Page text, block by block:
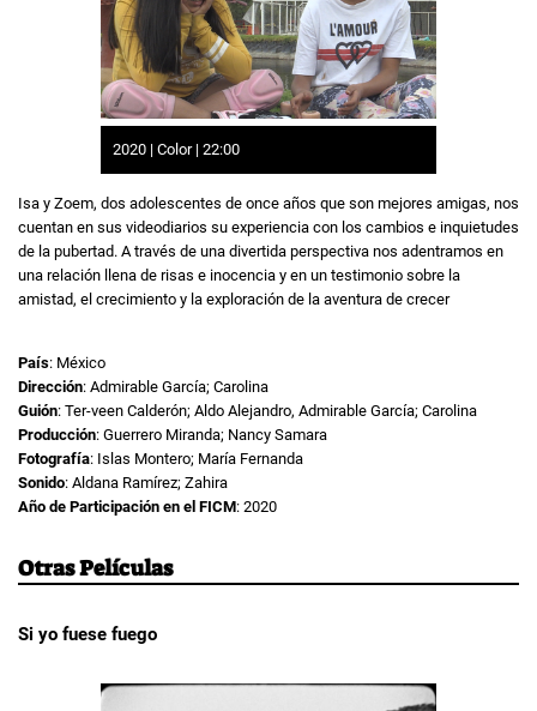
2020 | Color | 22:00
Isa y Zoem, dos adolescentes de once años que son mejores amigas, nos
cuentan en sus videodiarios su experiencia con los cambios e inquietudes
de la pubertad. A través de una divertida perspectiva nos adentramos en
una relación llena de risas e inocencia y en un testimonio sobre la
amistad, el crecimiento y la exploración de la aventura de crecer
País: México
Dirección: Admirable García; Carolina
Guión: Ter-veen Calderón; Aldo Alejandro, Admirable García; Carolina
Producción: Guerrero Miranda; Nancy Samara
Fotografía: Islas Montero; María Fernanda
Sonido: Aldana Ramírez; Zahira
Año de Participación en el FICM: 2020
Otras Películas
Si yo fuese fuego